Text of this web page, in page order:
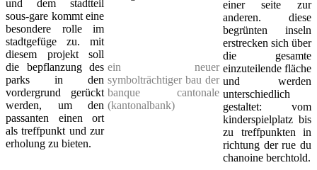
und dem stadtteil
sous-gare kommt eine
besondere rolle im
stadtgefüge zu. mit
diesem projekt soll
die bepflanzung des
parks in den
vordergrund gerückt
werden, um den
passanten einen ort
als treffpunkt und zur
erholung zu bieten.
ein neuer
symbolträchtiger bau der
banque cantonale
(kantonalbank)
einer seite zur
anderen. diese
begrünten inseln
erstrecken sich über
die gesamte
einzuteilende fläche
und werden
unterschiedlich
gestaltet: vom
kinderspielplatz bis
zu treffpunkten in
richtung der rue du
chanoine berchtold.